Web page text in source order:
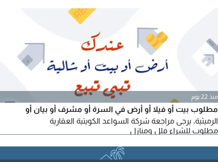
منذ 22 يوم
مطلوب بيت أو فيلا أو أرض في السرة أو مشرف أو بيان أو
الرميثية. يرجى مراجعة شركة السواعد الكويتية العقارية
مطلوب للشراء فلل ومنازل